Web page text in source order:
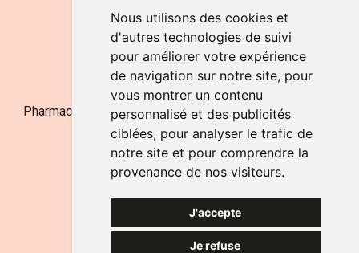
Nous utilisons des cookies et
d'autres technologies de suivi
pour améliorer votre expérience
de navigation sur notre site, pour
vous montrer un contenu
personnalisé et des publicités
ciblées, pour analyser le trafic de
notre site et pour comprendre la
provenance de nos visiteurs.
J'accepte
Je refuse
de 9h à 12h30
NOUS CONTACTER
Pharmacie Jufarma - Fatima Abachra - APB 521704 - N°
Entreprise BE0882-700-592